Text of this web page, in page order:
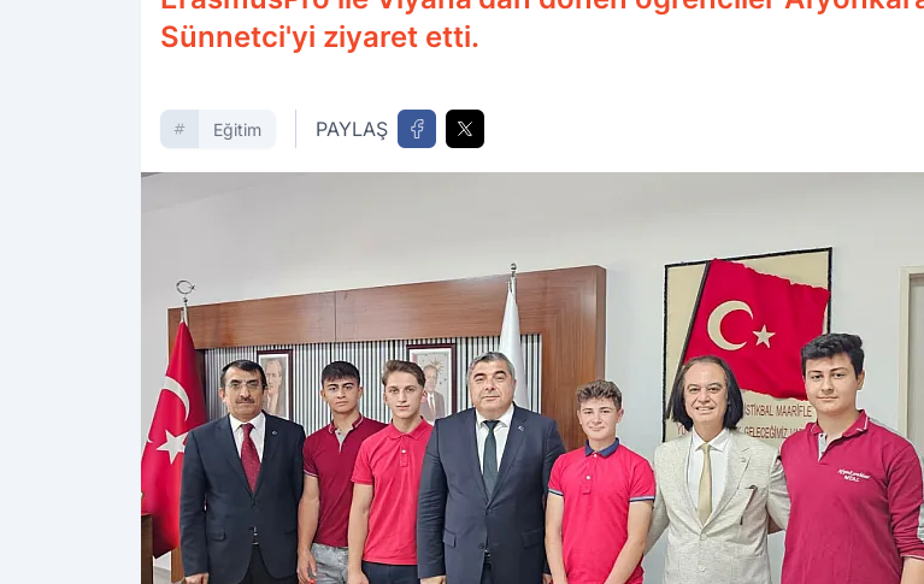
Sünnetci'yi ziyaret etti.
Eğitim PAYLAŞ